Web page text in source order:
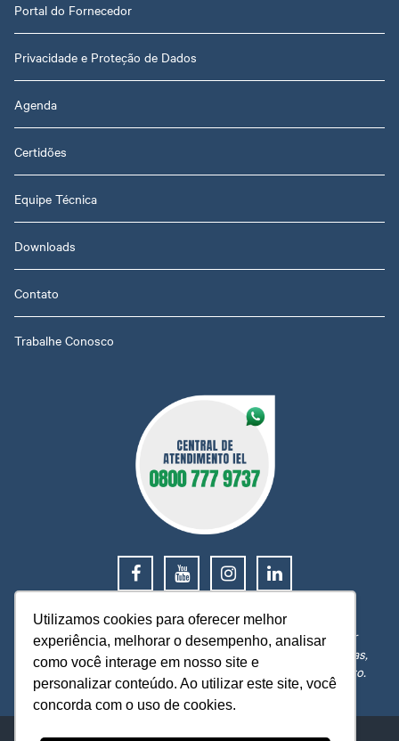
Utilizamos cookies para oferecer melhor
experiência, melhorar o desempenho, analisar
como você interage em nosso site e
personalizar conteúdo. Ao utilizar este site, você
concorda com o uso de cookies.
Portal do Fornecedor
Privacidade e Proteção de Dados
Agenda
Certidões
Equipe Técnica
Downloads
Contato
Trabalhe Conosco
0800 777 9737
O IEL MT está a sua disposição, pronto para esclarecer
dúvidas, receber reclamações, sugestões e firmar parcerias,
visando sempre oferecer melhores serviços e atendimento.
IEL - Instituto Euvaldo Lodi Núcleo de Mato Grosso